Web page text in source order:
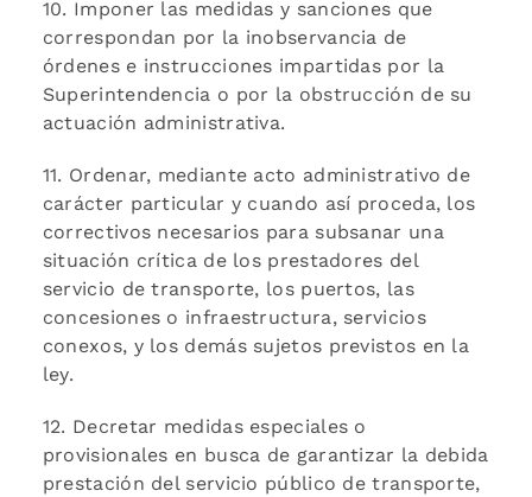
10. Imponer las medidas y sanciones que
correspondan por la inobservancia de
órdenes e instrucciones impartidas por la
Superintendencia o por la obstrucción de su
actuación administrativa.
11. Ordenar, mediante acto administrativo de
carácter particular y cuando así proceda, los
correctivos necesarios para subsanar una
situación crítica de los prestadores del
servicio de transporte, los puertos, las
concesiones o infraestructura, servicios
conexos, y los demás sujetos previstos en la
ley.
12. Decretar medidas especiales o
provisionales en busca de garantizar la debida
prestación del servicio público de transporte,